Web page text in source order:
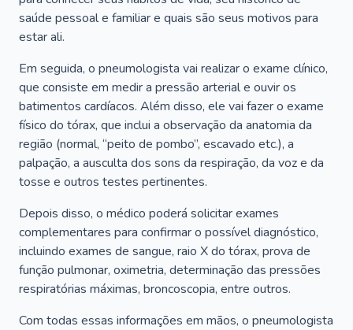
saúde pessoal e familiar e quais são seus motivos para
estar ali.
Em seguida, o pneumologista vai realizar o exame clínico,
que consiste em medir a pressão arterial e ouvir os
batimentos cardíacos. Além disso, ele vai fazer o exame
físico do tórax, que inclui a observação da anatomia da
região (normal, “peito de pombo”, escavado etc.), a
palpação, a ausculta dos sons da respiração, da voz e da
tosse e outros testes pertinentes.
Depois disso, o médico poderá solicitar exames
complementares para confirmar o possível diagnóstico,
incluindo exames de sangue, raio X do tórax, prova de
função pulmonar, oximetria, determinação das pressões
respiratórias máximas, broncoscopia, entre outros.
Com todas essas informações em mãos, o pneumologista